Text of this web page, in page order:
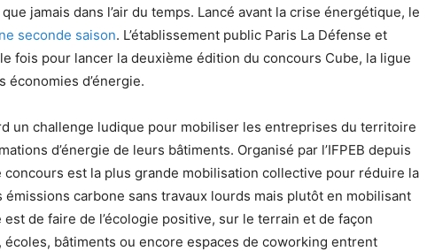
jamais dans l’air du temps. Lancé avant la crise énergétique, le
seconde saison. L’établissement public Paris La Défense et
fois pour lancer la deuxième édition du concours Cube, la ligue
économies d’énergie.
un challenge ludique pour mobiliser les entreprises du territoire
d’énergie de leurs bâtiments. Organisé par l’IFPEB depuis
concours est la plus grande mobilisation collective pour réduire la
émissions carbone sans travaux lourds mais plutôt en mobilisant
est de faire de l’écologie positive, sur le terrain et de façon
bâtiments ou encore espaces de coworking entrent